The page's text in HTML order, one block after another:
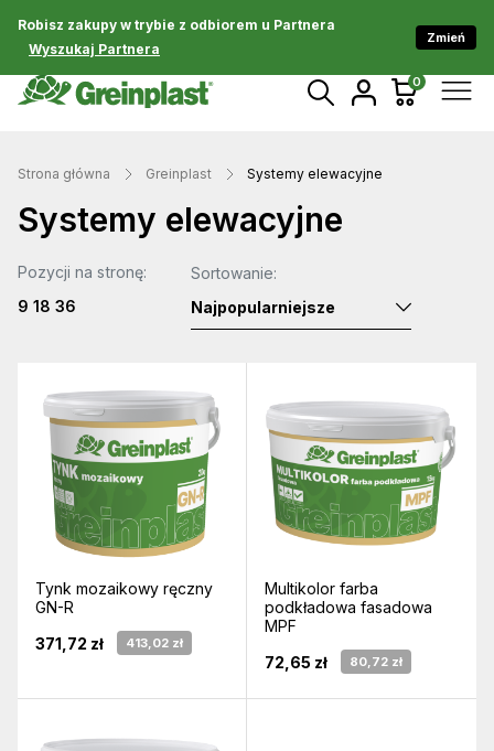
Robisz zakupy w trybie z odbiorem u Partnera
Wyszukaj Partnera
Zmień
0
Strona główna Greinplast Systemy elewacyjne
Systemy elewacyjne
Pozycji na stronę:
9 18 36
Sortowanie:
Tynk mozaikowy ręczny
GN-R
371,72 zł
413,02 zł
Multikolor farba
podkładowa fasadowa
MPF
72,65 zł
80,72 zł